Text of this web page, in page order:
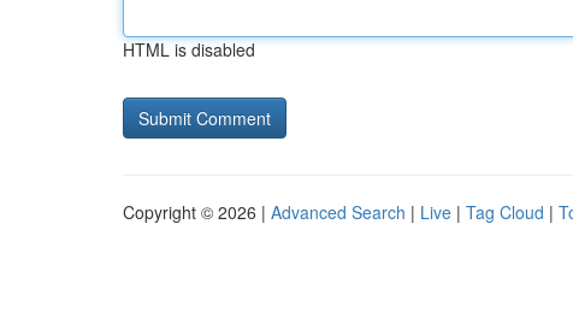
HTML is disabled
Copyright © 2026 | Advanced Search | Live | Tag Cloud |